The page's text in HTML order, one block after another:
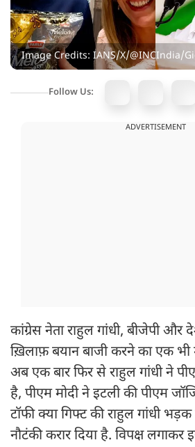
Image Credits: IANS/X/@INCIndia/
Follow Us:
ADVERTISEMENT
कांग्रेस नेता राहुल गांधी, बीजेपी और
ख़िलाफ़ बयान बाजी करने का एक भी
अब एक बार फिर से राहुल गांधी ने
है, पीएम मोदी ने इटली की पीएम
टॉफी क्या गिफ्ट की राहुल गांधी
नौटंकी करार दिया है. विपक्ष लगाकर